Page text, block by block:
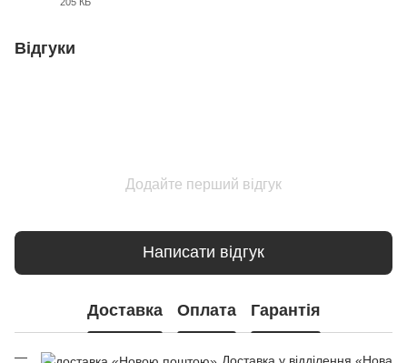
Відгуки
Додайте перший відгук
Написати відгук
Доставка Оплата Гарантія
Доставка у відділення «Нова